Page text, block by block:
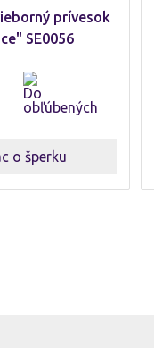
prívesok
SE0056
o šperku